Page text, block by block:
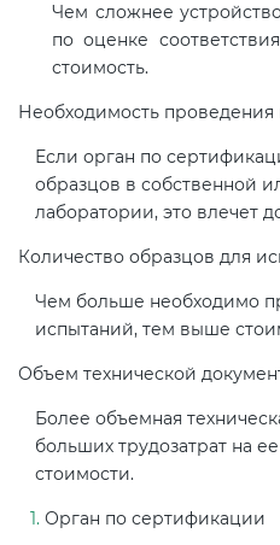
Чем сложнее
по оценке
стоимость.
Необходимость проведения
Если орган по
образцов в собственной
лаборатории, это влечет
Количество образцов для
Чем больше необходимо
испытаний, тем выше
Объем технической
Более объемная
больших трудозатрат на
стоимости.
Орган по сертификации